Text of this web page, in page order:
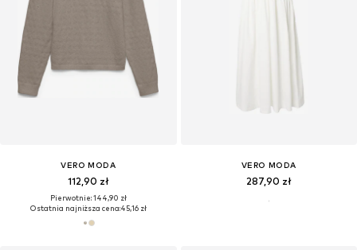
VERO MODA
112,90 zł
Pierwotnie: 144,90 zł
Ostatnia najniższa cena:45,16 zł
VERO MODA
287,90 zł